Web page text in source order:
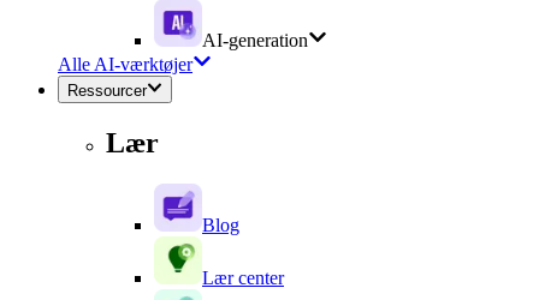
AI-generation
Alle AI-værktøjer
Ressourcer
Lær
Blog
Lær center